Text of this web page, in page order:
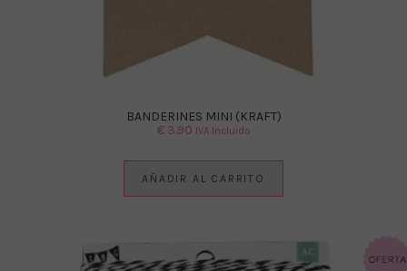
BANDERINES MINI (KRAFT)
€3.90 IVA Incluido
AÑADIR AL CARRITO